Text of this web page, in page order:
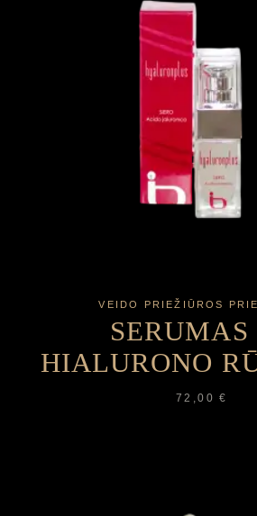
VEIDO PRIEŽIŪROS
SERUMAS
HIALURONO
72,00€